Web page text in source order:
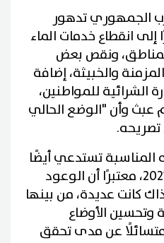
الجمهوري تدهور
إلى انقطاع خدمات الماء
ونقص بعض
والخبيثة، إضافة
الشرائية للمواطنين،
عبث وأن "الوضع الحالي
المناسبة تستدعي أيضًا
التذكير بتاريخ 25 جويلية 2021، معتبرًا أن الوعود
كانت عديدة، من بينها
وتحسين الأوضاع
متسائلًا عن مدى تحقق